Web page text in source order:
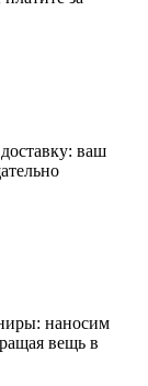
ваш
наносим
вещь в